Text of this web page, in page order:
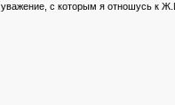
уважение, с которым я отношусь к